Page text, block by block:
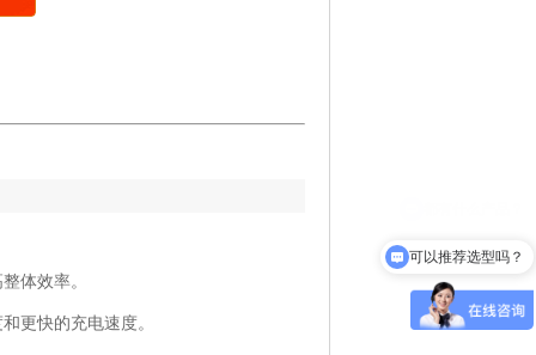
体效率。
更快的充电速度。
可以推荐选型吗？